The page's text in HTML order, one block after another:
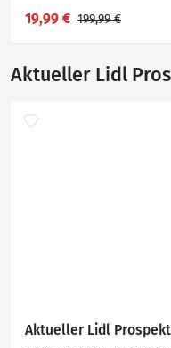
19,99 € 199,99 €
Aktueller Lidl
Aktueller Lidl Prospekt